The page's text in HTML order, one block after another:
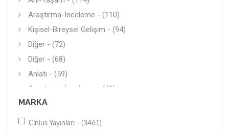
Araştırma-İnceleme - (110)
Kişisel-Bireysel Gelişim - (94)
Diğer - (72)
Diğer - (68)
Anlatı - (59)
Araştırma-İnceleme - (41)
İş Dünyası - (36)
Diğer - (33)
MARKA
Cinius Yayınları - (3461)